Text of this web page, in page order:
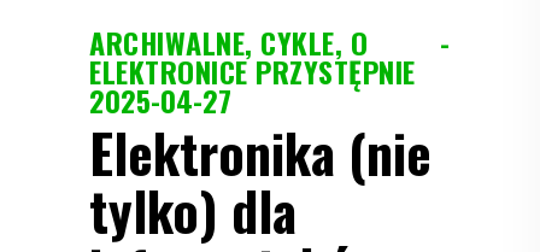
ARCHIWALNE, CYKLE, O
ELEKTRONICE PRZYSTĘPNIE
2025-04-27
Elektronika (nie
tylko) dla